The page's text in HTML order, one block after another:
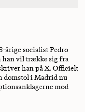
årige socialist Pedro
han vil trække sig fra
han på X. Officielt
domstol i Madrid nu
mod